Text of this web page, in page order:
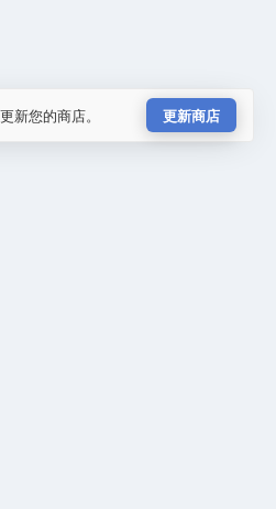
新您的商店。 更新商店